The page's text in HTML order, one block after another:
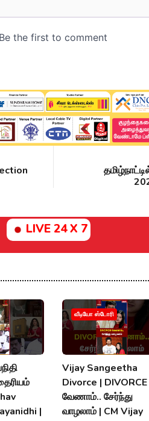
LIVE 24 X 7
|
வீடியோ ஸ்டோரி
Vijay Sangeetha
Divorce | DIVORCE
வேணாம்.. சேர்ந்து
வாழலாம் | CM Vijay